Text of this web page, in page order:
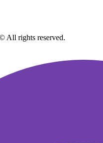
All rights reserved.